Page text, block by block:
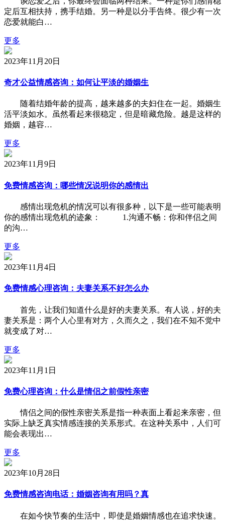
定后互相扶持，携手结婚。另一种是以分手告终。很少有一次
恋爱就能白…
更多
2023年11月20日
奇才公益情感咨询：如何让平淡的婚姻生
随着结婚年龄的提高，越来越多的夫妇住在一起。婚姻生
活平淡如水。虽然看起来很稳定，但是暗藏危险。越是这样的
婚姻，越容…
更多
2023年11月9日
免费情感咨询：哪些情况说明你的感情出
感情出现危机的情况可以有很多种，以下是一些可能表明
你的感情出现危机的迹象： 1.沟通不畅：你和伴侣之间
的沟…
更多
2023年11月4日
免费情感心理咨询：夫妻关系不好怎么办
首先，让我们知道什么是好的夫妻关系。有人说，好的夫
妻关系是：两个人心里有对方，久而久之，我们在不知不觉中
就变成了对…
更多
2023年11月1日
免费心理咨询：什么是情侣之前假性亲密
情侣之间的假性亲密关系是指一种表面上看起来亲密，但
实际上缺乏真实情感连接的关系形式。在这种关系中，人们可
能会表现出…
更多
2023年10月28日
免费情感咨询电话：婚姻咨询有用吗？真
在如今快节奏的生活中，即使是婚姻情感也在追求快速。